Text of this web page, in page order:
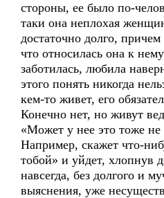
стороны, ее было по-
таки она неплохая
достаточно долго, причем
что относилась она к
заботилась, любила
этого понять никогда
кем-то живет, его
Конечно нет, но живут
«Может у нее это тоже не
Например, скажет что-
тобой» и уйдет, хлопнув
навсегда, без долгого и
выяснения, уже